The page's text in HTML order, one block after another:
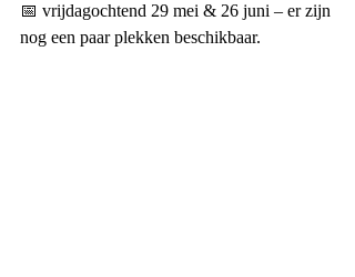
📅 vrijdagochtend 29 mei & 26 juni – er zijn
nog een paar plekken beschikbaar.